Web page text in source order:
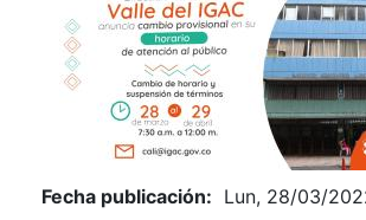
Fecha publicación: Lun, 28/03/